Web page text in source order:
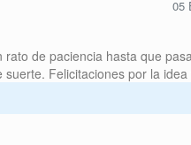
05
de paciencia hasta que
Felicitaciones por la